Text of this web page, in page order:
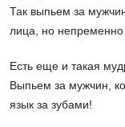
Так выпьем за
лица, но
Есть еще и такая
Выпьем за мужчин,
язык за зубами!